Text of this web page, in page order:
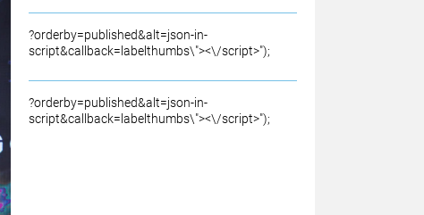
?orderby=published&alt=json-in-
script&callback=labelthumbs\"><\/script>");
?orderby=published&alt=json-in-
script&callback=labelthumbs\"><\/script>");